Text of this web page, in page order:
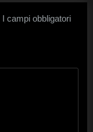
I campi obbligatori